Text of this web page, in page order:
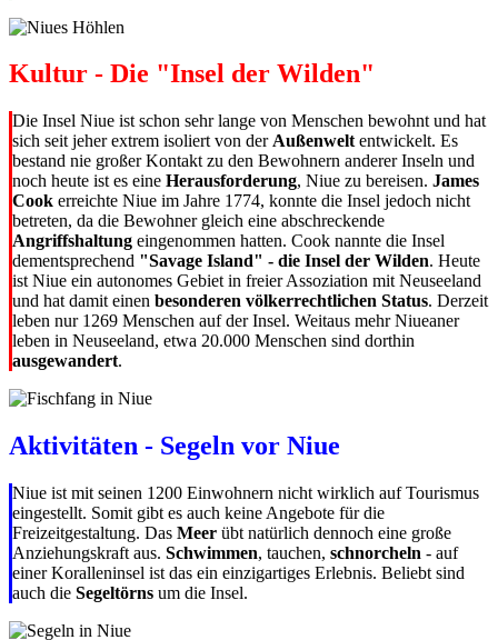
Kultur - Die "Insel der Wilden"
Die Insel Niue ist schon sehr lange von Menschen bewohnt und hat
sich seit jeher extrem isoliert von der Außenwelt entwickelt. Es
bestand nie großer Kontakt zu den Bewohnern anderer Inseln und
noch heute ist es eine Herausforderung, Niue zu bereisen. James
Cook erreichte Niue im Jahre 1774, konnte die Insel jedoch nicht
betreten, da die Bewohner gleich eine abschreckende
Angriffshaltung eingenommen hatten. Cook nannte die Insel
dementsprechend "Savage Island" - die Insel der Wilden. Heute
ist Niue ein autonomes Gebiet in freier Assoziation mit Neuseeland
und hat damit einen besonderen völkerrechtlichen Status. Derzeit
leben nur 1269 Menschen auf der Insel. Weitaus mehr Niueaner
leben in Neuseeland, etwa 20.000 Menschen sind dorthin
ausgewandert.
Aktivitäten - Segeln vor Niue
Niue ist mit seinen 1200 Einwohnern nicht wirklich auf Tourismus
eingestellt. Somit gibt es auch keine Angebote für die
Freizeitgestaltung. Das Meer übt natürlich dennoch eine große
Anziehungskraft aus. Schwimmen, tauchen, schnorcheln - auf
einer Koralleninsel ist das ein einzigartiges Erlebnis. Beliebt sind
auch die Segeltörns um die Insel.